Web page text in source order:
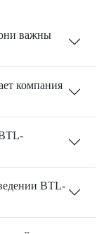
важны
компания
BTL-